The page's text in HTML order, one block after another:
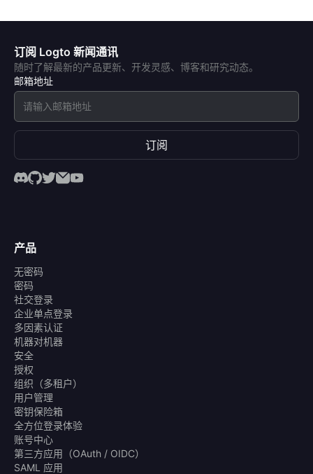
订阅 Logto 新闻通讯
随时了解最新的产品更新、开发灵感、博客和研究动态。
邮箱地址
订阅
产品
无密码
密码
社交登录
企业单点登录
多因素认证
机器对机器
安全
授权
组织（多租户）
用户管理
密钥保险箱
全方位登录体验
账号中心
第三方应用（OAuth / OIDC）
SAML 应用